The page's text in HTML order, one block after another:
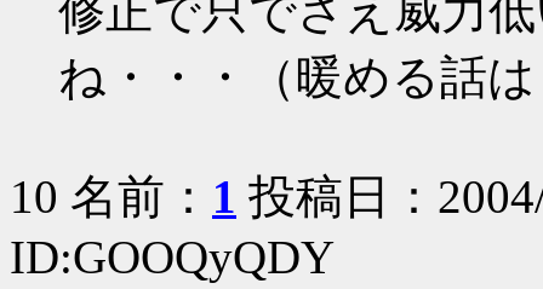
修正で只でさえ威力
ね・・・（暖める話
10 名前： 1 投稿日：
ID:GOOQyQDY